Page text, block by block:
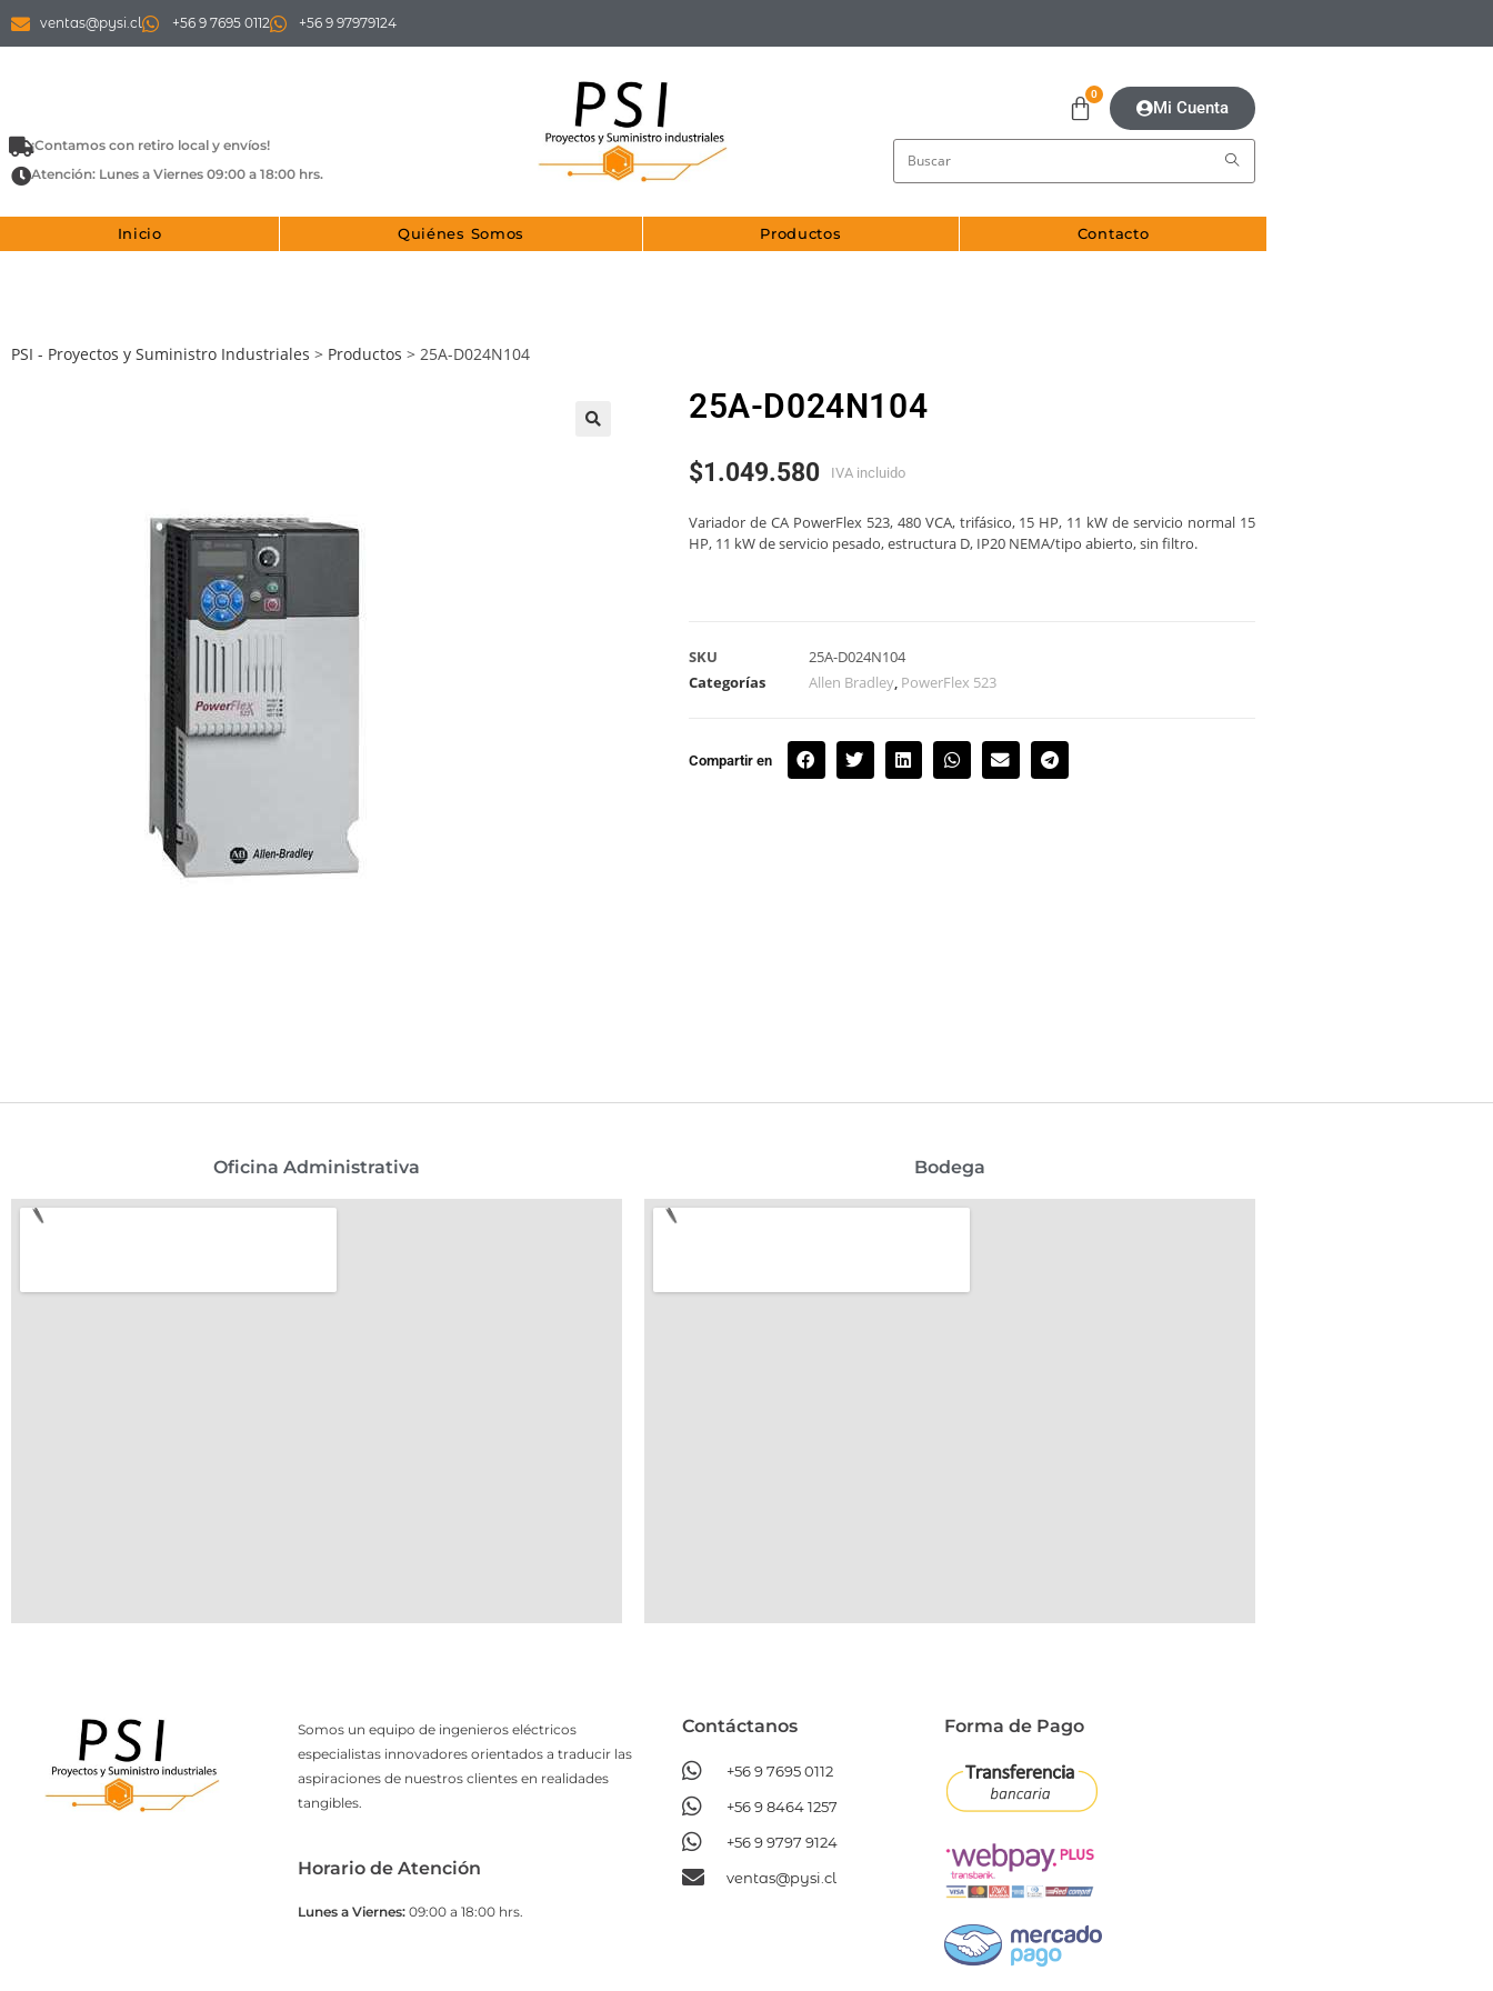
ventas@pysi.cl +56 9 7695 0112 +56 9 97979124
¡Contamos con retiro local y envíos!
Atención: Lunes a Viernes 09:00 a 18:00 hrs.
0
Mi Cuenta
Inicio Quiénes Somos Productos Contacto
PSI - Proyectos y Suministro Industriales > Productos > 25A-D024N104
25A-D024N104
$1.049.580 IVA incluido
Variador de CA PowerFlex 523, 480 VCA, trifásico, 15 HP, 11 kW de servicio normal 15
HP, 11 kW de servicio pesado, estructura D, IP20 NEMA/tipo abierto, sin filtro.
SKU
25A-D024N104
Categorías
Allen Bradley, PowerFlex 523
Compartir en
Oficina Administrativa Bodega
Somos un equipo de ingenieros eléctricos
especialistas innovadores orientados a traducir las
aspiraciones de nuestros clientes en realidades
tangibles.
Horario de Atención
Lunes a Viernes:09:00 a 18:00 hrs.
Contáctanos​
+56 9 7695 0112
+56 9 8464 1257
+56 9 9797 9124
ventas@pysi.cl
Forma de Pago